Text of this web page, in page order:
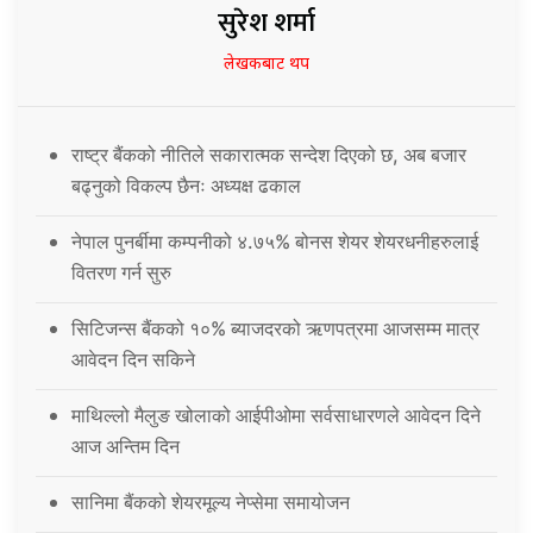
सुरेश शर्मा
लेखकबाट थप
राष्ट्र बैंकको नीतिले सकारात्मक सन्देश दिएको छ, अब बजार
बढ्नुको विकल्प छैनः अध्यक्ष ढकाल
नेपाल पुनर्बीमा कम्पनीको ४.७५% बोनस शेयर शेयरधनीहरुलाई
वितरण गर्न सुरु
सिटिजन्स बैंकको १०% ब्याजदरको ऋणपत्रमा आजसम्म मात्र
आवेदन दिन सकिने
माथिल्लो मैलुङ खोलाको आईपीओमा सर्वसाधारणले आवेदन दिने
आज अन्तिम दिन
सानिमा बैंकको शेयरमूल्य नेप्सेमा समायोजन